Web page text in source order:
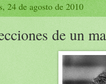
24 de agosto de 2010
de un